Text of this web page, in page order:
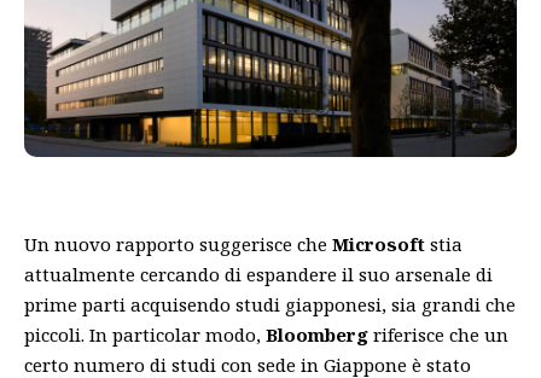
Un nuovo rapporto suggerisce che Microsoft stia
attualmente cercando di espandere il suo arsenale di
prime parti acquisendo studi giapponesi, sia grandi che
piccoli. In particolar modo, Bloomberg riferisce che un
certo numero di studi con sede in Giappone è stato